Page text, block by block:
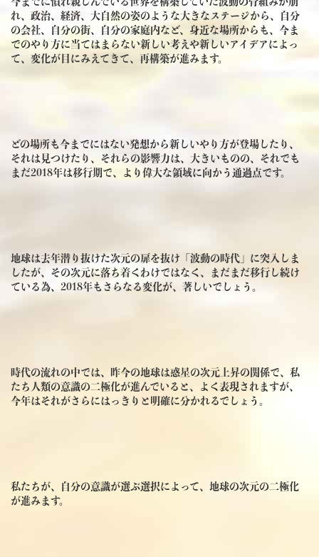
れ、政治、経済、大自然の姿のような大きなステージから、自分
の会社、自分の街、自分の家庭内など、身近な場所からも、今ま
でのやり方に当てはまらない新しい考えや新しいアイデアによっ
て、変化が目にみえてきて、再構築が進みます。
どの場所も今までにはない発想から新しいやり方が登場したり、
それは見つけたり、それらの影響力は、大きいものの、それでも
まだ2018年は移行期で、より偉大な領域に向かう通過点です。
地球は去年潜り抜けた次元の扉を抜け「波動の時代」に突入しま
したが、その次元に落ち着くわけではなく、まだまだ移行し続け
ている為、2018年もさらなる変化が、著しいでしょう。
時代の流れの中では、昨今の地球は惑星の次元上昇の関係で、私
たち人類の意識の二極化が進んでいると、よく表現されますが、
今年はそれがさらにはっきりと明確に分かれるでしょう。
私たちが、自分の意識が選ぶ選択によって、地球の次元の二極化
が進みます。